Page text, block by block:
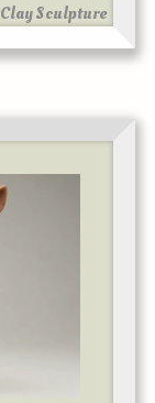
Clay Sculpture